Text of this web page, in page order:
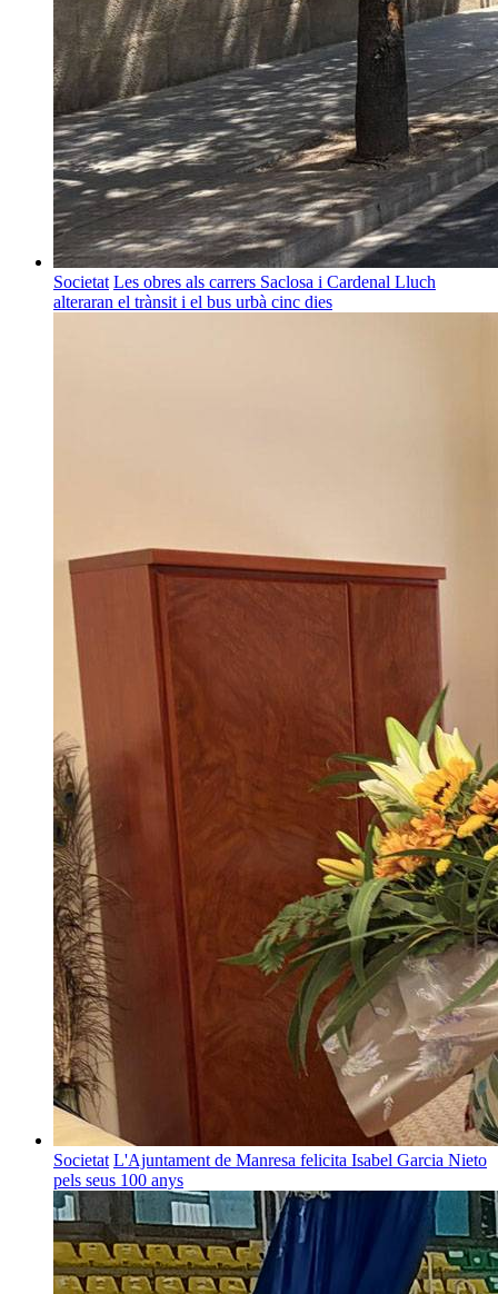
Societat Les obres als carrers Saclosa i Cardenal Lluch
alteraran el trànsit i el bus urbà cinc dies
Societat L'Ajuntament de Manresa felicita Isabel Garcia Nieto
pels seus 100 anys